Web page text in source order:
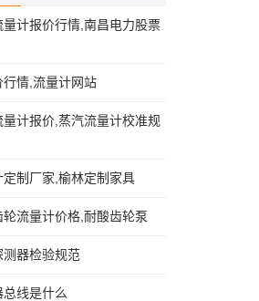
计报价行情,南昌电力股票
情,流量计网站
计报价,蒸汽流量计校准规
制厂家,榆林定制家具
流量计价格,耐酸齿轮泵
器检验规范
线是什么